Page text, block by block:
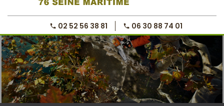
02 52 56 38 81 06 30 88 74 01